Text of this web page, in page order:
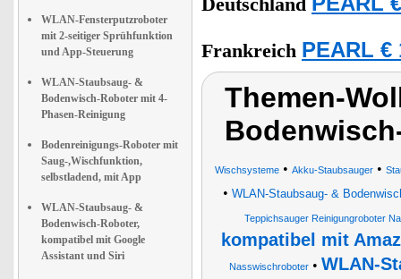
WLAN-Fensterputzroboter
mit 2-seitiger Sprühfunktion
und App-Steuerung
WLAN-Staubsaug- &
Bodenwisch-Roboter mit 4-
Phasen-Reinigung
Bodenreinigungs-Roboter mit
Saug-,Wischfunktion,
selbstladend, mit App
WLAN-Staubsaug- &
Bodenwisch-Roboter,
kompatibel mit Google
Assistant und Siri
Deutschland
Frankreich PEARL €
Themen-
Wischsysteme• Akku-Staubsauger•
• WLAN-Staubsaug- &
Teppichsauger Reinigungroboter
kompatibel mit
Nasswischroboter• WLAN-